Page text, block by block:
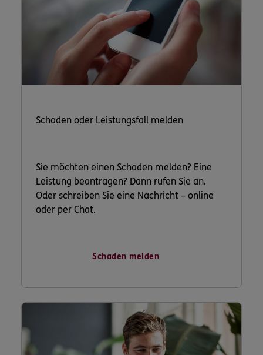
Schaden oder Leistungsfall melden
Sie möchten einen Schaden melden? Eine
Leistung beantragen? Dann rufen Sie an.
Oder schreiben Sie eine Nachricht – online
oder per Chat.
Schaden melden